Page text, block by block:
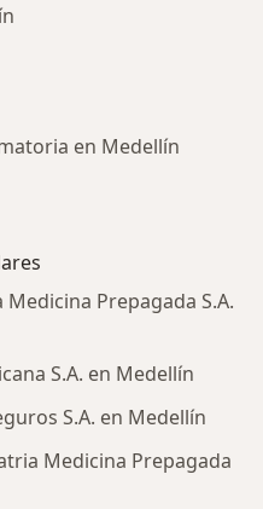
en Medellín
Prepagada S.A.
S.A. en Medellín
S.A. en Medellín
Medicina Prepagada